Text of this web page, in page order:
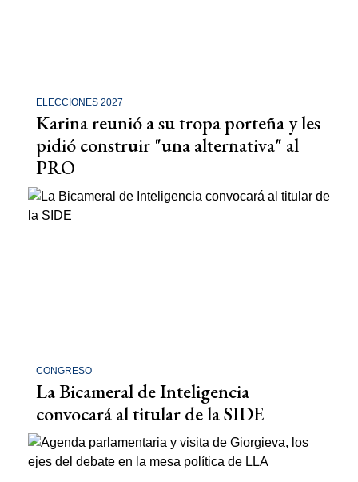
ELECCIONES 2027
Karina reunió a su tropa porteña y les
pidió construir "una alternativa" al
PRO
CONGRESO
La Bicameral de Inteligencia
convocará al titular de la SIDE